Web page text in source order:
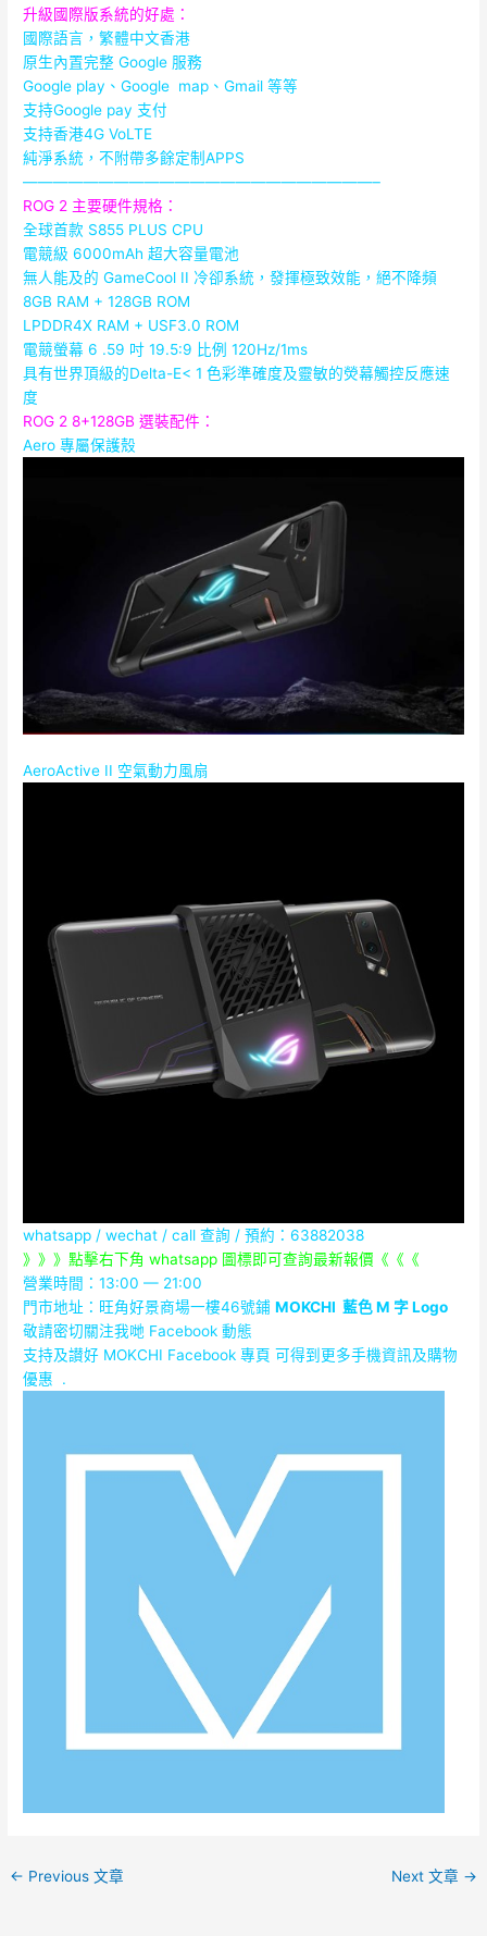
升級國際版系統的好處：
國際語言，繁體中文香港
原生內置完整 Google 服務
Google play、Google map、Gmail 等等
支持Google pay 支付
支持香港4G VoLTE
純淨系統，不附帶多餘定制APPS
———————————————————————–
ROG 2 主要硬件規格：
全球首款 S855 PLUS CPU
電競級 6000mAh 超大容量電池
無人能及的 GameCool II 冷卻系統，發揮極致效能，絕不降頻
8GB RAM + 128GB ROM
LPDDR4X RAM + USF3.0 ROM
電競螢幕 6 .59 吋 19.5:9 比例 120Hz/1ms
具有世界頂級的Delta-E< 1 色彩準確度及靈敏的熒幕觸控反應速
度
ROG 2 8+128GB 選裝配件：
Aero 專屬保護殼
AeroActive II 空氣動力風扇
whatsapp / wechat / call查詢 / 預約：63882038
》》》點擊右下角 whatsapp 圖標即可查詢最新報價《《《
營業時間：13:00 — 21:00
門市地址： 旺角好景商場一樓46號鋪 MOKCHI藍色M 字Logo
敬請密切關注我哋 Facebook 動態
支持及讃好 MOKCHI Facebook 專頁 可得到更多手機資訊及購物
優惠 .
← Previous 文章 Next 文章 →